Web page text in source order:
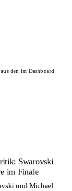
den im Dashboard
Swarovski
im Finale
und Michael